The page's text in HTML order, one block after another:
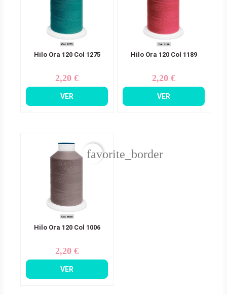
Hilo Ora 120 Col 1275
Precio
2,20 €
VER
Hilo Ora 120 Col 1189
Precio
2,20 €
VER
Hilo Ora 120 Col 1006
Precio
2,20 €
VER
favorite_border